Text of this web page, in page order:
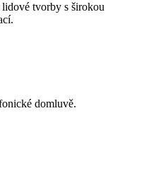
tvorby s širokou
domluvě.